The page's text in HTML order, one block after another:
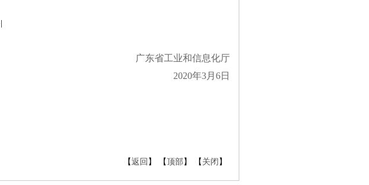
广东省工业和信息化厅
2020年3月6日
【返回 】 【顶部】 【关闭】